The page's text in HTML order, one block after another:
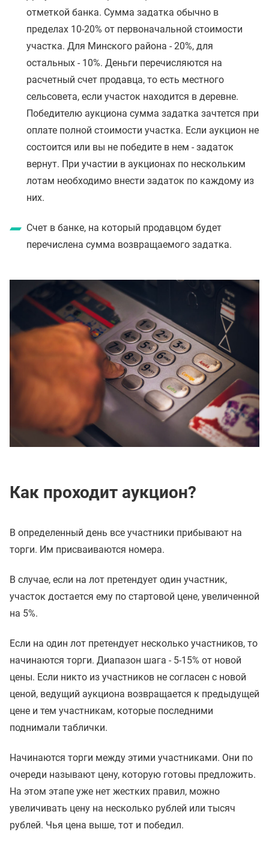
отметкой банка. Сумма задатка обычно в
пределах 10-20% от первоначальной стоимости
участка. Для Минского района - 20%, для
остальных - 10%. Деньги перечисляются на
расчетный счет продавца, то есть местного
сельсовета, если участок находится в деревне.
Победителю аукциона сумма задатка зачтется при
оплате полной стоимости участка. Если аукцион не
состоится или вы не победите в нем - задаток
вернут. При участии в аукционах по нескольким
лотам необходимо внести задаток по каждому из
них.
Счет в банке, на который продавцом будет
перечислена сумма возвращаемого задатка.
Как проходит аукцион?
В определенный день все участники прибывают на
торги. Им присваиваются номера.
В случае, если на лот претендует один участник,
участок достается ему по стартовой цене, увеличенной
на 5%.
Если на один лот претендует несколько участников, то
начинаются торги. Диапазон шага - 5-15% от новой
цены. Если никто из участников не согласен с новой
ценой, ведущий аукциона возвращается к предыдущей
цене и тем участникам, которые последними
поднимали таблички.
Начинаются торги между этими участниками. Они по
очереди называют цену, которую готовы предложить.
На этом этапе уже нет жестких правил, можно
увеличивать цену на несколько рублей или тысяч
рублей. Чья цена выше, тот и победил.